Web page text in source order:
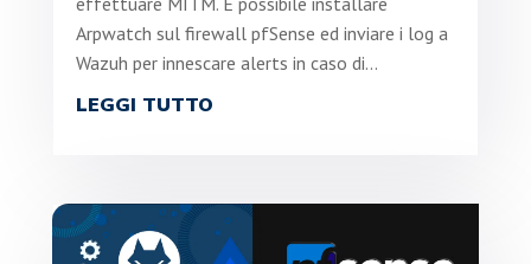
Arpwatch sul firewall pfSense ed inviare i log a
Wazuh per innescare alerts in caso di...
LEGGI TUTTO